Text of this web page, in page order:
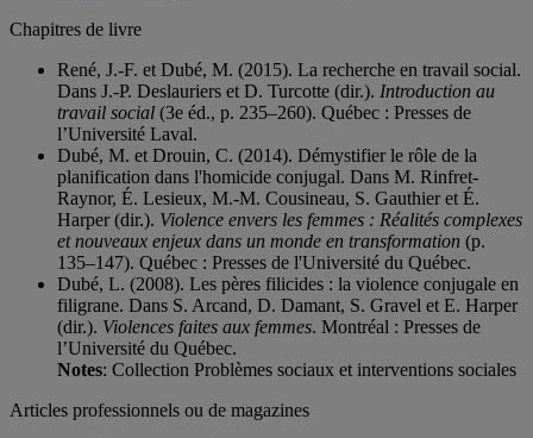
Chapitres de livre
René, J.-F. et Dubé, M. (2015). La recherche en travail social.
Dans J.-P. Deslauriers et D. Turcotte (dir.). Introduction au
travail social (3e éd., p. 235–260). Québec : Presses de
l’Université Laval.
Dubé, M. et Drouin, C. (2014). Démystifier le rôle de la
planification dans l'homicide conjugal. Dans M. Rinfret-
Raynor, É. Lesieux, M.-M. Cousineau, S. Gauthier et É.
Harper (dir.). Violence envers les femmes : Réalités complexes
et nouveaux enjeux dans un monde en transformation (p.
135–147). Québec : Presses de l'Université du Québec.
Dubé, L. (2008). Les pères filicides : la violence conjugale en
filigrane. Dans S. Arcand, D. Damant, S. Gravel et E. Harper
(dir.). Violences faites aux femmes. Montréal : Presses de
l’Université du Québec.
Notes: Collection Problèmes sociaux et interventions sociales
Articles professionnels ou de magazines